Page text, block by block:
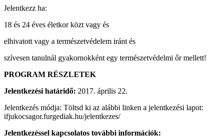
Jelentkezz ha:
18 és 24 éves életkor közt vagy és
elhivatott vagy a természetvédelem iránt és
szívesen tanulnál gyakornokként egy természetvédelmi őr mellett!
PROGRAM RÉSZLETEK
Jelentkezési határidő: 2017. április 22.
Jelentkezés módja: Töltsd ki az alábbi linken a jelentkezési lapot:
ifjukocsagor.furgediak.hu/jelentkezes/
Jelentkezéssel kapcsolatos további információk: